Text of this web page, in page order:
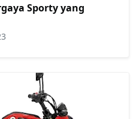
Sporty yang